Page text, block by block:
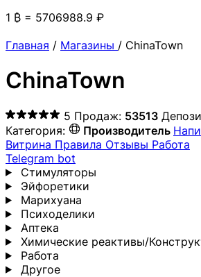
1 ₿ = 5706988.9 ₽
Главная / Магазины / ChinaTown
ChinaTown
5 Продаж: 53513
Категория:
Производитель
Витрина Правила Отзывы Работа
Telegram bot
Стимуляторы
Эйфоретики
Марихуана
Психоделики
Аптека
Химические реактивы/
Работа
Другoе